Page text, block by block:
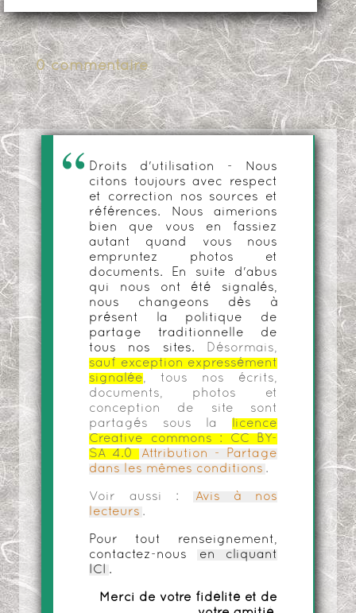
0 commentaire
Droits d'utilisation - Nous
citons toujours avec respect
et correction nos sources et
références. Nous aimerions
bien que vous en fassiez
autant quand vous nous
empruntez photos et
documents. En suite d'abus
qui nous ont été signalés,
nous changeons dès à
présent la politique de
partage traditionnelle de
tous nos sites.
Désormais,
sauf exception expressément
signalée, tous nos écrits,
documents, photos et
conception de site sont
partagés sous la
licence
Creative commons :
CC BY-
SA 4.0
Attribution - Partage
dans les mêmes conditions .
Voir aussi :
Avis à nos
lecteurs .
Pour tout renseignement,
contactez-nous
en cliquant
ICI
.
Merci de votre fidélité et de